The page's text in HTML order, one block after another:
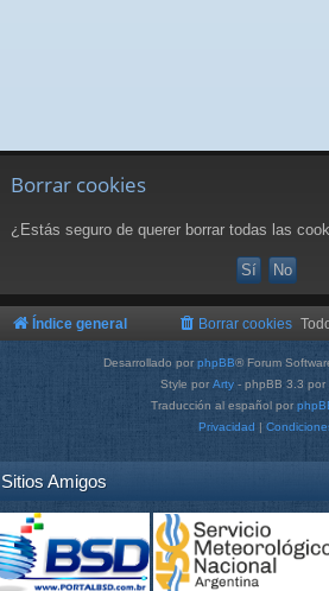
Borrar cookies
¿Estás seguro de querer borrar todas las
Índice general Borrar cookies
Desarrollado porphpBB® Forum
Style por Arty - phpBB 3.3 por
Traducción al español por
Privacidad |
Sitios Amigos